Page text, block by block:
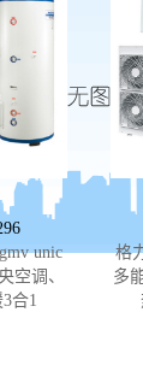
unic
空调、
合1
格
多